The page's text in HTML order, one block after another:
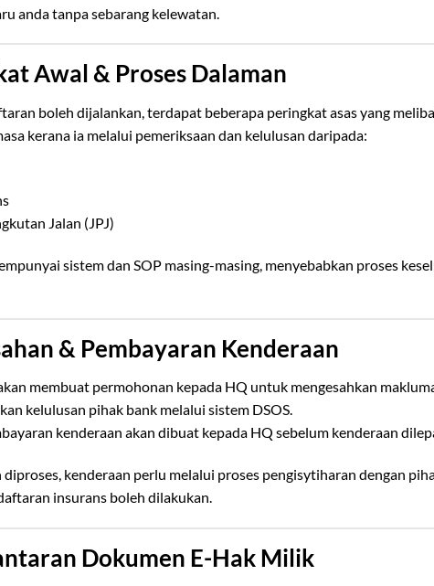
anda tanpa sebarang kelewatan.
Awal & Proses Dalaman
boleh dijalankan, terdapat beberapa peringkat asas yang
kerana ia melalui pemeriksaan dan kelulusan daripada:
Jalan (JPJ)
sistem dan SOP masing-masing, menyebabkan proses
& Pembayaran Kenderaan
membuat permohonan kepada HQ untuk mengesahkan
kelulusan pihak bank melalui sistem DSOS.
kenderaan akan dibuat kepada HQ sebelum kenderaan
diproses, kenderaan perlu melalui proses pengisytiharan dengan
insurans boleh dilakukan.
Dokumen E-Hak Milik